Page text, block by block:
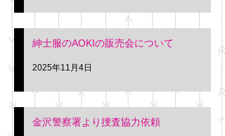
紳士服のAOKIの販売会について
2025年11月4日
金沢警察署より捜査協力依頼